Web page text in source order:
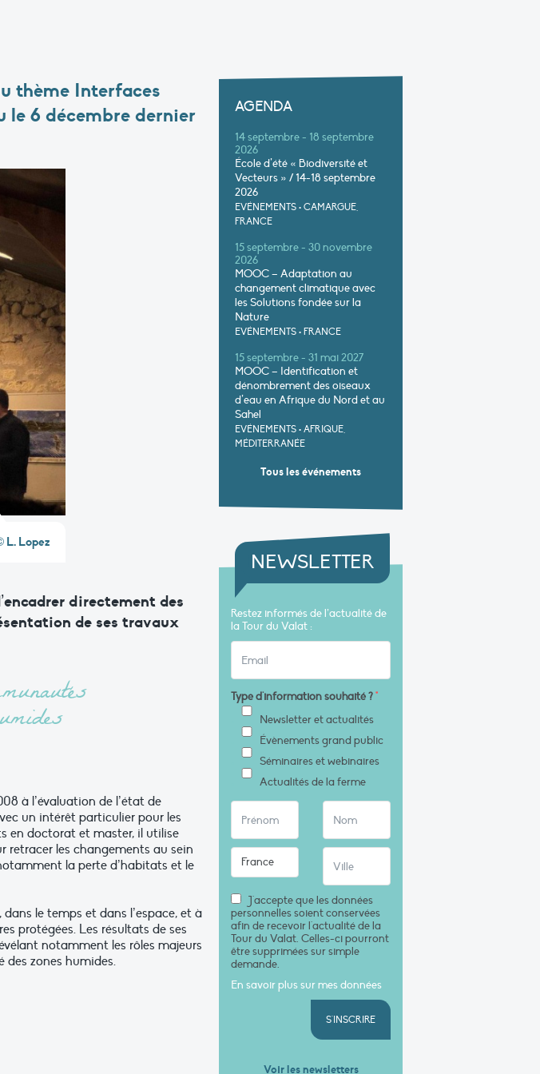
thème Interfaces
le 6 décembre dernier
L. Lopez
directement des
de ses travaux
à l’évaluation de l’état de
un intérêt particulier pour les
en doctorat et master, il utilise
retracer les changements au sein
la perte d’habitats et le
le temps et dans l’espace, et à
protégées. Les résultats de ses
notamment les rôles majeurs
des zones humides.
AGENDA
14 septembre - 18 septembre
2026
École d’été « Biodiversité et
Vecteurs » / 14-18 septembre
2026
EVÉNEMENTS • CAMARGUE,
FRANCE
15 septembre - 30 novembre
2026
MOOC – Adaptation au
changement climatique avec
les Solutions fondée sur la
Nature
EVÉNEMENTS • FRANCE
15 septembre - 31 mai 2027
MOOC – Identification et
dénombrement des oiseaux
d’eau en Afrique du Nord et au
Sahel
EVÉNEMENTS • AFRIQUE,
MÉDITERRANÉE
Tous les événements
NEWSLETTER
Restez informés de l’actualité de
la Tour du Valat :
Type d'information souhaité ?*
Newsletter et actualités
Évènements grand public
Séminaires et webinaires
Actualités de la ferme
J'accepte que les données
personnelles soient conservées
afin de recevoir l'actualité de la
Tour du Valat. Celles-ci pourront
être supprimées sur simple
demande.
En savoir plus sur mes données
S'INSCRIRE
Voir les newsletters